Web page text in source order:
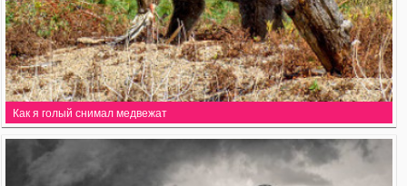
Как я голый снимал медвежат